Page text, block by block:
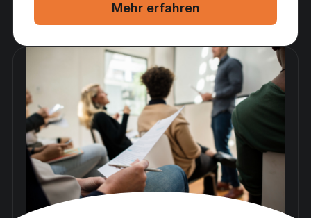
Mehr erfahren